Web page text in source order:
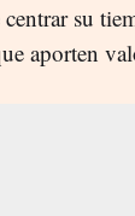
su
aporten